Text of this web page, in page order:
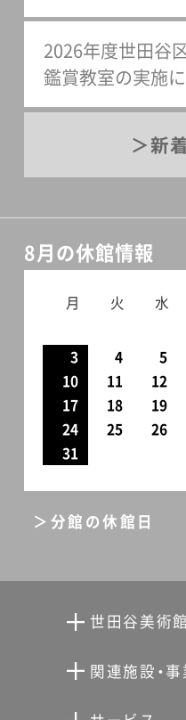
2026年度世田谷
鑑賞教室の実施
新
8月の休館情報
月 火 水
3
4 5
10
11 12
17
18 19
24
25 26
31
＞分館の休館日
世田谷美術
関連施設・事
世田谷文学